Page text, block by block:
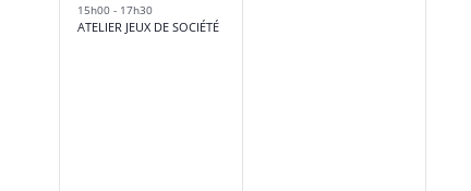
15h00 - 17h30
ATELIER JEUX DE SOCIÉTÉ